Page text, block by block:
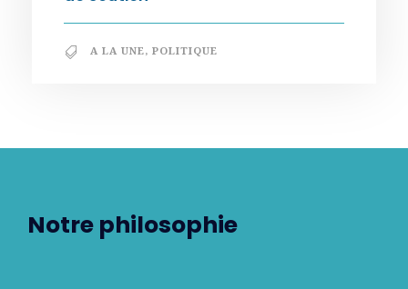
A LA UNE, POLITIQUE
Notre philosophie